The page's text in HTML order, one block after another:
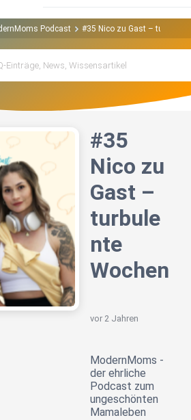
Podcast #35 Nico zu Gast –
#35
Nico zu
Gast –
turbule
nte
Wochen
vor 2 Jahren
ModernMoms -
der ehrliche
Podcast zum
ungeschönten
Mamaleben